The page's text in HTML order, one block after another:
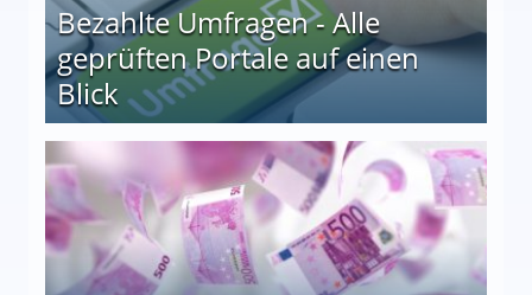
Bezahlte Umfragen - Alle
geprüften Portale auf einen
Blick
auf einen Blick